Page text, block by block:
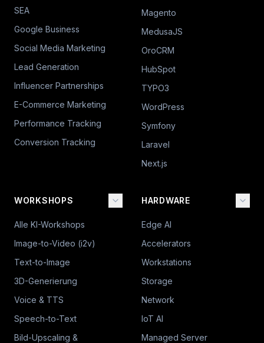
SEA
Google Business
Social Media Marketing
Lead Generation
Influencer Partnerships
E-Commerce Marketing
Performance Tracking
Conversion Tracking
Magento
MedusaJS
OroCRM
HubSpot
TYPO3
WordPress
Symfony
Laravel
Next.js
WORKSHOPS
Alle KI-Workshops
Image-to-Video (i2v)
Text-to-Image
3D-Generierung
Voice & TTS
Speech-to-Text
Bild-Upscaling &
HARDWARE
Edge AI
Accelerators
Workstations
Storage
Network
IoT AI
Managed Server